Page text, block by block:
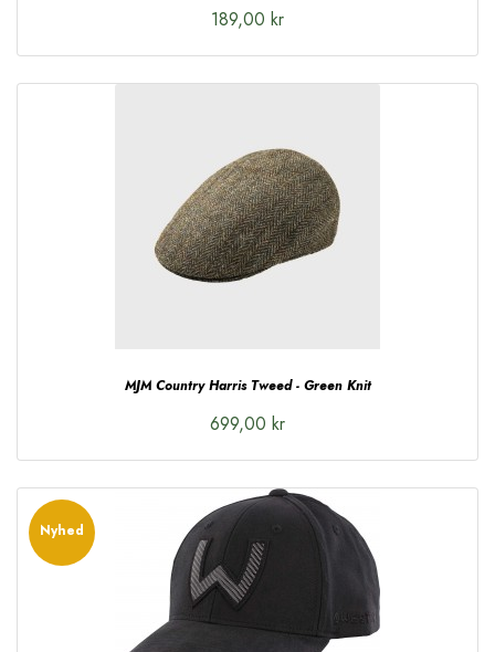
189,00 kr
MJM Country Harris Tweed - Green Knit
699,00 kr
Nyhed